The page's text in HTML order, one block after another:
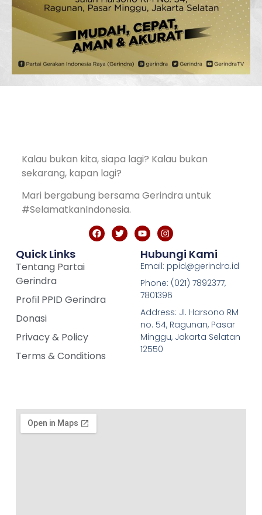
Kalau bukan kita, siapa lagi? Kalau bukan
sekarang, kapan lagi?
Mari bergabung bersama Gerindra untuk
#SelamatkanIndonesia.
Quick Links
Tentang Partai
Gerindra
Profil PPID Gerindra
Donasi
Privacy & Policy
Terms & Conditions
Hubungi Kami
Email: ppid@gerindra.id
Phone: (021) 7892377,
7801396
Address: Jl. Harsono RM
no. 54, Ragunan, Pasar
Minggu, Jakarta Selatan
12550